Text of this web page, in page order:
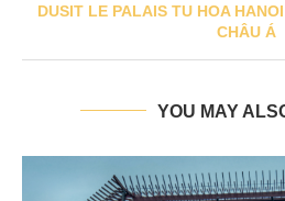
DUSIT LE PALAIS TU HOA
CHÂU Á
YOU MAY